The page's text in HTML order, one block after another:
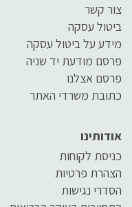
צור קשר
ביטול עסקה
מידע על ביטול עסקה
פרסם מודעת יד שניה
פרסם אצלנו
כתובת משרדי האתר
אודותינו
כניסת לקוחות
הצהרת פרטיות
הסדרי נגישות